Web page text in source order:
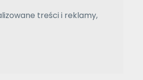
treści i reklamy,